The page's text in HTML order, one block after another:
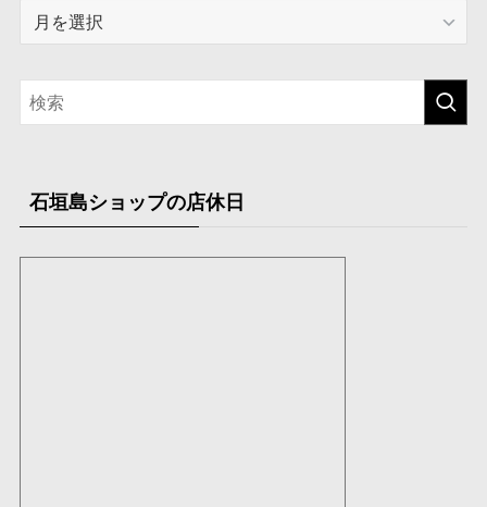
イ
ブ
石垣島ショップの店休日